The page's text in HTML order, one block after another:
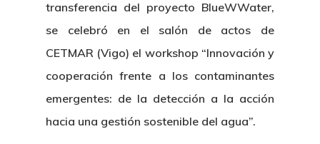
transferencia del proyecto BlueWWater,
se celebró en el salón de actos de
CETMAR (Vigo) el workshop “Innovación y
cooperación frente a los contaminantes
emergentes: de la detección a la acción
hacia una gestión sostenible del agua”.